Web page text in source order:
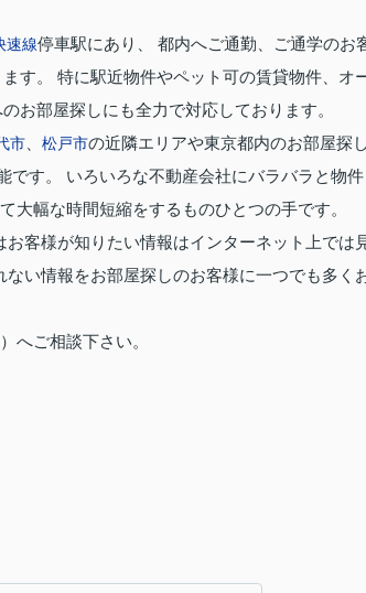
速線停車駅にあり、 都内へご通勤、ご通学のお
す。 特に駅近物件やペット可の賃貸物件、オ
お部屋探しにも全力で対応しております。
市 松戸市の近隣エリアや東京都内のお部屋探し
です。 いろいろな不動産会社にバラバラと物件
大幅な時間短縮をするものひとつの手です。
客様が知りたい情報はインターネット上では
い情報をお部屋探しのお客様に一つでも多く
へご相談下さい。